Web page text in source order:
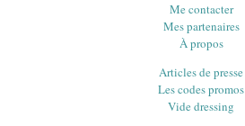
Me contacter
Mes partenaires
À propos
Articles de presse
Les codes promos
Vide dressing